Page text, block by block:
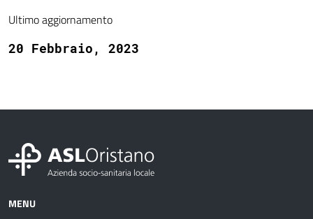
Ultimo aggiornamento
20 Febbraio, 2023
MENU